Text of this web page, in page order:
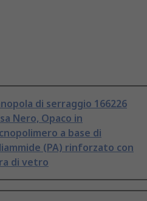
di serraggio 166226
Nero, Opaco in
a base di
(PA) rinforzato con
di vetro